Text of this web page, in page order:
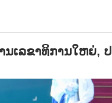
ເລຂາທິການໃຫຍ່,